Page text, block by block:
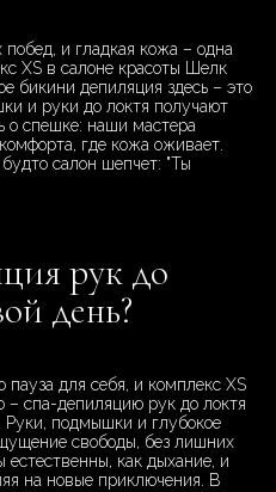
и гладкая кожа – одна
XS в салоне красоты Шелк
бикини депиляция здесь – это
и руки до локтя получают
о спешке: наши мастера
где кожа оживает.
салон шепчет: "Ты
рук до
день?
для себя, и комплекс XS
– спа-депиляцию рук до локтя
подмышки и глубокое
свободы, без лишних
как дыхание, и
на новые приключения. В